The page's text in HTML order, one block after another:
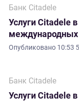
Банк Citadele
Услуги Citadele
международных
Опубликовано 10:53
Банк Citadele
Услуги Citadele